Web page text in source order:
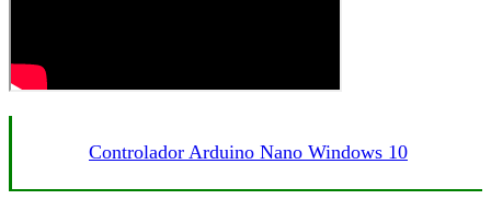
Controlador Arduino Nano Windows 10